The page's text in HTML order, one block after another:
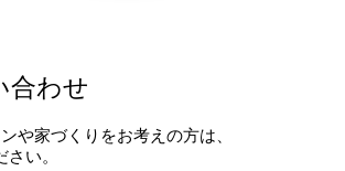
合わせ
や家づくりをお考えの方は、
い。